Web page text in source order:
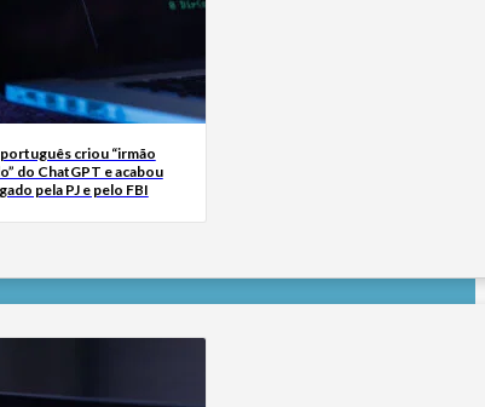
criou “irmão
do ChatGPT e acabou
pela PJ e pelo FBI